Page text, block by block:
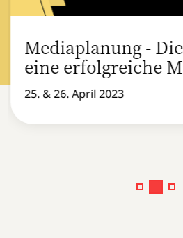
Mediaplanung -
eine erfolgreiche
25. & 26. April 2023